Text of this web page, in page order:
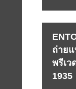
ถ่าย
พรีเว
1935